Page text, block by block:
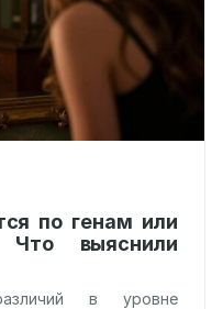
по генам или
Что выяснили
в уровне